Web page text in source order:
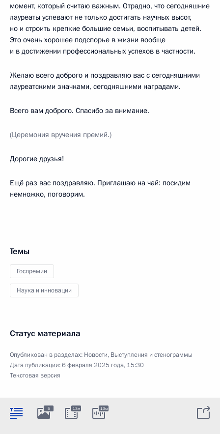
момент, который считаю важным. Отрадно, что сегодняшние
лауреаты успевают не только достигать научных высот,
но и строить крепкие большие семьи, воспитывать детей.
Это очень хорошее подспорье в жизни вообще
и в достижении профессиональных успехов в частности.
Желаю всего доброго и поздравляю вас с сегодняшними
лауреатскими значками, сегодняшними наградами.
Всего вам доброго. Спасибо за внимание.
(Церемония вручения премий.)
Дорогие друзья!
Ещё раз вас поздравляю. Приглашаю на чай: посидим
немножко, поговорим.
Темы
Госпремии
Наука и инновации
Статус материала
Опубликован в разделах: Новости, Выступления и стенограммы
Дата публикации:6 февраля 2025 года, 15:30
Текстовая версия
5 13м 13м